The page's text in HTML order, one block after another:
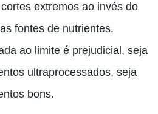
extremos ao invés do
fontes de nutrientes.
ao limite é prejudicial, seja
ultraprocessados, seja
bons.